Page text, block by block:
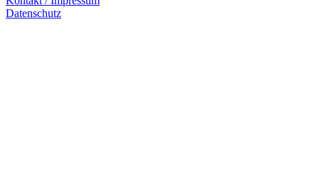
Datenschutz